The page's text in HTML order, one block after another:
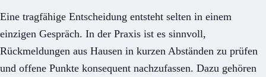
Eine tragfähige Entscheidung entsteht selten in einem
einzigen Gespräch. In der Praxis ist es sinnvoll,
Rückmeldungen aus Hausen in kurzen Abständen zu prüfen
und offene Punkte konsequent nachzufassen. Dazu gehören